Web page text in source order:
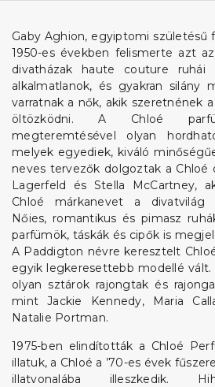
Gaby Aghion, egyiptomi születésű
1950-es években felismerte azt
divatházak haute couture ruhái
alkalmatlanok, és gyakran silány
varratnak a nők, akik szeretnének
öltözködni. A Chloé
megteremtésével olyan
melyek egyediek, kiváló
neves tervezők dolgoztak a Chloé
Lagerfeld és Stella McCartney,
Chloé márkanevet a divatvilág
Nőies, romantikus és pimasz
parfümök, táskák és cipők is
A Paddigton névre keresztelt
egyik legkeresettebb modellé
olyan sztárok rajongtak és
mint Jackie Kennedy, Maria
Natalie Portman.
1975-ben elindították a Chloé
illatuk, a Chloé a ’70-es évek
illatvonalába illeszkedik.